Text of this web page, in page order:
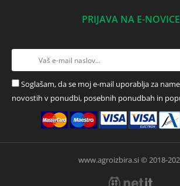
PRIJAVA NA E-NOVICE
Soglašam, da se moj e-mail uporablja za
novostih v ponudbi, posebnih ponudbah in
www.agroizbira.si © 2018-